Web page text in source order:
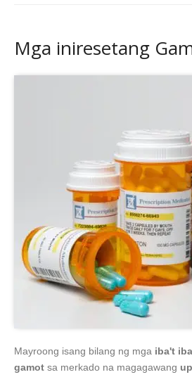
Mga iniresetang
Mayroong isang bilang ng mga iba't
gamot sa merkado na magagawang